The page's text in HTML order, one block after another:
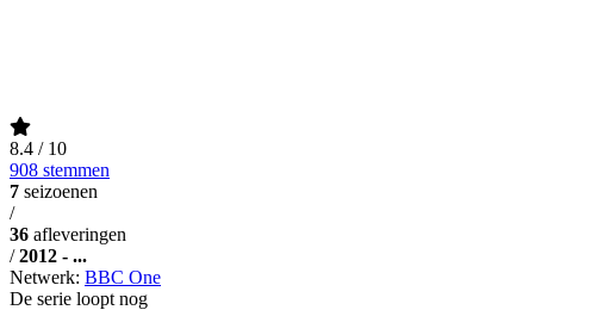
8.4 / 10
908 stemmen
7 seizoenen
/
36 afleveringen
/ 2012 - ...
Netwerk: BBC One
De serie loopt nog